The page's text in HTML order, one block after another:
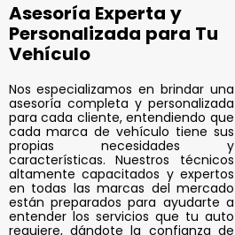
Asesoría Experta y
Personalizada para Tu
Vehículo
Nos especializamos en brindar una
asesoría completa y personalizada
para cada cliente, entendiendo que
cada marca de vehículo tiene sus
propias necesidades y
características. Nuestros técnicos
altamente capacitados y expertos
en todas las marcas del mercado
están preparados para ayudarte a
entender los servicios que tu auto
requiere, dándote la confianza de